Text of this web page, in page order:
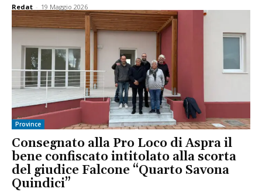
Redat - 19 Maggio 2026
Province
Consegnato alla Pro Loco di Aspra il
bene confiscato intitolato alla scorta
del giudice Falcone “Quarto Savona
Quindici”